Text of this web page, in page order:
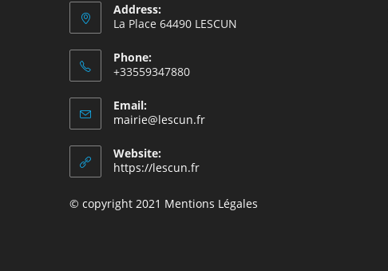
Address:
La Place 64490 LESCUN
Phone:
+33559347880
Email:
mairie@lescun.frS’ouvre
Website:
https://lescun.fr
© copyright 2021 Mentions Légales